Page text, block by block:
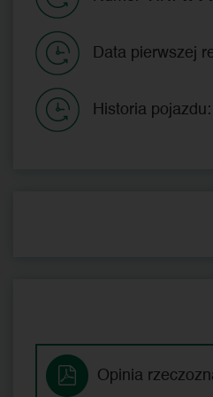
Data pierwszej
Historia pojazdu:
Opinia